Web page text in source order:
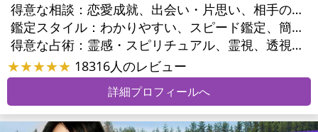
得意な相談：
恋愛成就、出会い・片思い、相手の気持ち、相性、縁結び、結婚、男心・女心、二人の今後、複雑な恋愛、三角関係、浮気、不倫、復活愛、復縁、離婚、同性愛・LGBT、人間関係、職場の人間関係、対人関係、仕事運、適職、天職、転職、進路、就職、人生全般、使命、経営相談、夢、目標、ビジネスチャンス、ビジネスパートナー、家族関係、夫婦関係、家庭問題、夫婦問題、親族問題、育児・子育て、シングルマザー、美容、精神問題、心の問題、うつ、トラウマ、ストレス、いじめ、人生相談、魂の本質、夢診断、ペットの気持ち、ペット交信、ペットへのヒーリング、引越し・転居、開運指導、健康運、金運、金銭トラブル、ご近所問題
鑑定スタイル：
わかりやすい、スピード鑑定、簡潔、友達のように相談できる、とても話しやすい、愛にあふれ温かい、勇気をくれる、前向き・元気になれる
得意な占術：
霊感・スピリチュアル、霊視、透視、波動修正、エネルギー調整、ペットの気持ち、タロット、オラクルカード、夢診断、人相(顔相)、祈願、縁結び、ヒーリング、レイキ、カウンセリング、オリジナル占術
★★★★★ 18316人のレビュー
詳細プロフィールへ